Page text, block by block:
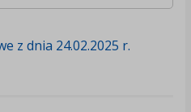
z dnia 24.02.2025 r.